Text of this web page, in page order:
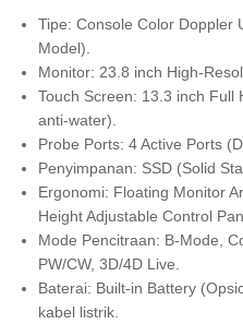
Tipe: Console Color Doppler
Model).
Monitor: 23.8 inch High-
Touch Screen: 13.3 inch Full
anti-water).
Probe Ports: 4 Active Ports
Penyimpanan: SSD (Solid
Ergonomi: Floating Monitor
Height Adjustable Control
Mode Pencitraan: B-Mode,
PW/CW, 3D/4D Live.
Baterai: Built-in Battery
kabel listrik.